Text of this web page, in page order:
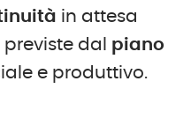
in attesa
dal piano
e produttivo.